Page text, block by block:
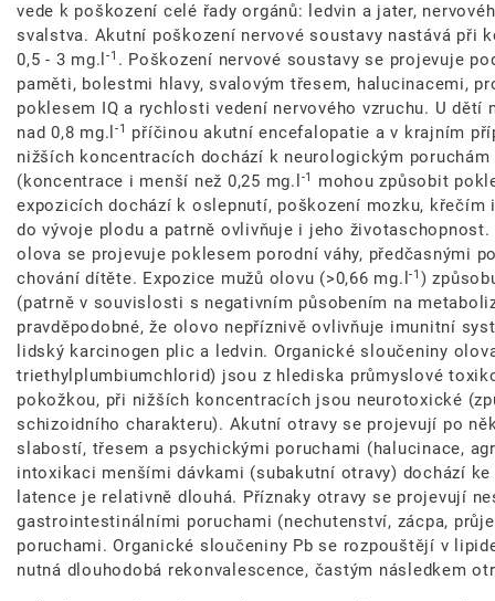
vede k poškození celé řady orgánů: ledvin a jater,
svalstva. Akutní poškození nervové soustavy nastává při
0,5 - 3 mg.l -1 . Poškození nervové soustavy se projevuje
paměti, bolestmi hlavy, svalovým třesem, halucinacemi,
poklesem IQ a rychlosti vedení nervového vzruchu. U
nad 0,8 mg.l -1
příčinou akutní encefalopatie a v krajním
nižších koncentracích dochází k neurologickým
(koncentrace i menší než 0,25 mg.l -1
mohou způsobit
expozicích dochází k oslepnutí, poškození mozku, křečím
do vývoje plodu a patrně ovlivňuje i jeho
olova se projevuje poklesem porodní váhy, předčasnými
chování dítěte. Expozice mužů olovu (>0,66 mg.l-1 )
(patrně v souvislosti s negativním působením na
pravděpodobné, že olovo nepříznivě ovlivňuje imunitní
lidský karcinogen plic a ledvin. Organické sloučeniny
triethylplumbiumchlorid) jsou z hlediska průmyslové
pokožkou, při nižších koncentracích jsou neurotoxické
schizoidního charakteru). Akutní otravy se projevují po
slabostí, třesem a psychickými poruchami (halucinace,
intoxikaci menšími dávkami (subakutní otravy) dochází
latence je relativně dlouhá. Příznaky otravy se projevují
gastrointestinálními poruchami (nechutenství, zácpa,
poruchami. Organické sloučeniny Pb se rozpouštějí v
nutná dlouhodobá rekonvalescence, častým následkem